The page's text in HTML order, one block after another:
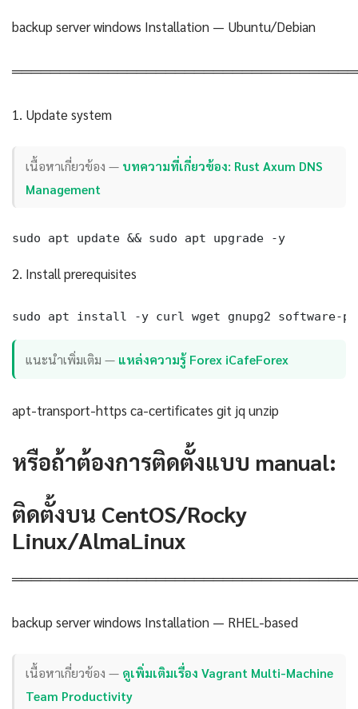
backup server windows Installation — Ubuntu/Debian
1. Update system
เนื้อหาเกี่ยวข้อง — บทความที่เกี่ยวข้อง: Rust Axum DNS
Management
sudo apt update && sudo apt upgrade -y
2. Install prerequisites
sudo apt install -y curl wget gnupg2 software-
แนะนำเพิ่มเติม — แหล่งความรู้ Forex iCafeForex
apt-transport-https ca-certificates git jq unzip
หรือถ้าต้องการติดตั้งแบบ manual:
ติดตั้งบน CentOS/Rocky
Linux/AlmaLinux
backup server windows Installation — RHEL-based
เนื้อหาเกี่ยวข้อง — ดูเพิ่มเติมเรื่อง Vagrant Multi-Machine
Team Productivity